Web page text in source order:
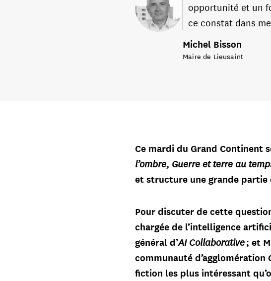
opportunité et un
ce constat dans
Michel Bisson
Maire de Lieusaint
Ce mardi du Grand Continent
l’ombre, Guerre et terre au
et structure une grande partie
Pour discuter de cette
chargée de l’intelligence
général d’AI Collaborative; et
communauté d’agglomération
fiction les plus intéressant